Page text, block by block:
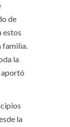
de
estos
familia.
la
aportó
la